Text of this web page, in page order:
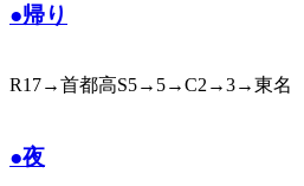
●帰り
R17→首都高S5→5→C2→3→東名
●夜